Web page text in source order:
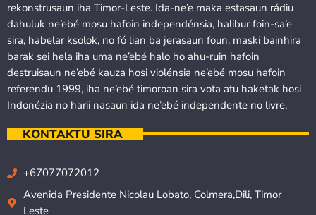
rekonstrusaun iha Timor-Leste. Ida-ne’e maka estasaun rádiu
dahuluk ne’ebé mosu hafoin independénsia, halibur foin-sa’e
sira, habelar ksolok, no fó lian ba jerasaun foun, maski bainhira
barak sei hela iha uma ne’ebé halo ho ahu-ruin hafoin
destruisaun ne’ebé kauza hosi violénsia ne’ebé mosu hafoin
referendu 1999, iha ne’ebé timoroan sira vota atu haketak hosi
Indonézia no harii nasaun ida ne’ebé independente no livre.
KONTAKTU SIRA
+67077072012
Avenida Presidente Nicolau Lobato, Colmera,Dili, Timor
Leste